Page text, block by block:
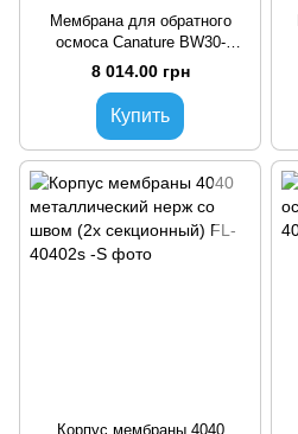
Мембрана для обратного
осмоса Canature BW30-
4040LP (15 бар)
8 014.00 грн
Купить
Корпус мембраны 4040